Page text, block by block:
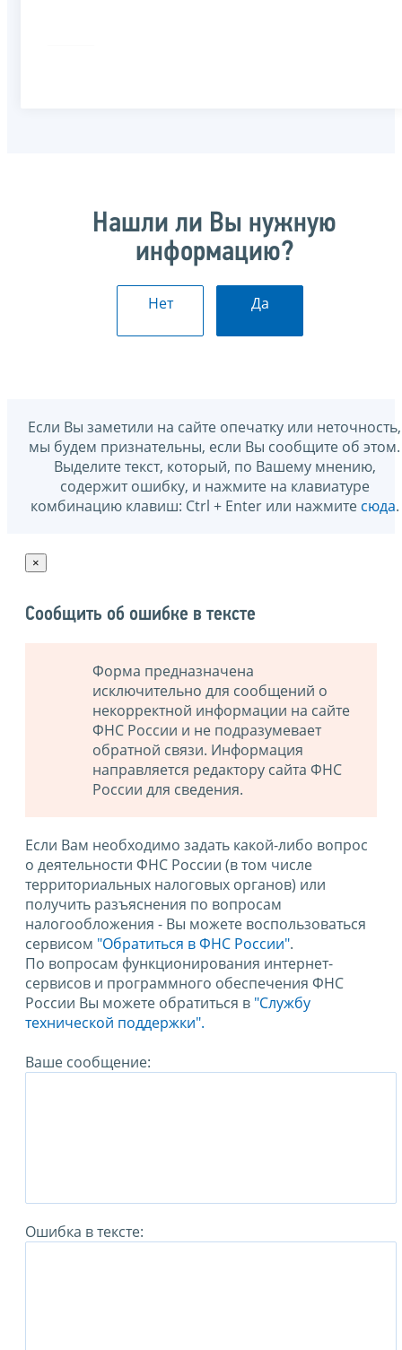
Нашли ли Вы нужную
информацию?
Нет Да
Если Вы заметили на сайте опечатку или неточность,
мы будем признательны, если Вы сообщите об этом.
Выделите текст, который, по Вашему мнению,
содержит ошибку, и нажмите на клавиатуре
комбинацию клавиш: Ctrl + Enter или нажмите сюда.
×
Сообщить об ошибке в тексте
Форма предназначена
исключительно для сообщений о
некорректной информации на сайте
ФНС России и не подразумевает
обратной связи. Информация
направляется редактору сайта ФНС
России для сведения.
Если Вам необходимо задать какой-либо вопрос
о деятельности ФНС России (в том числе
территориальных налоговых органов) или
получить разъяснения по вопросам
налогообложения - Вы можете воспользоваться
сервисом "Обратиться в ФНС России".
По вопросам функционирования интернет-
сервисов и программного обеспечения ФНС
России Вы можете обратиться в "Службу
технической поддержки".
Ваше сообщение:
Ошибка в тексте: